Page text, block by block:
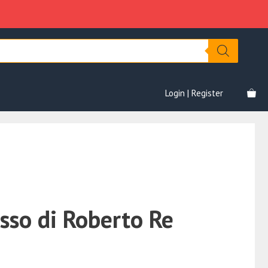
Login | Register
di Roberto Re
€29.00.€5.00.
Roberto